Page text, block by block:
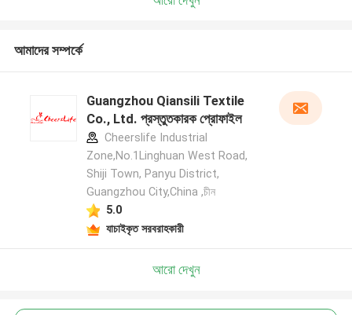
আমাদের সম্পর্কে
Guangzhou Qiansili Textile
Co., Ltd. প্রস্তুতকারক প্রোফাইল
Cheerslife Industrial
Zone,No.1Linghuan West Road,
Shiji Town, Panyu District,
Guangzhou City,China ,চীন
5.0
যাচাইকৃত সরবরাহকারী
আরো দেখুন